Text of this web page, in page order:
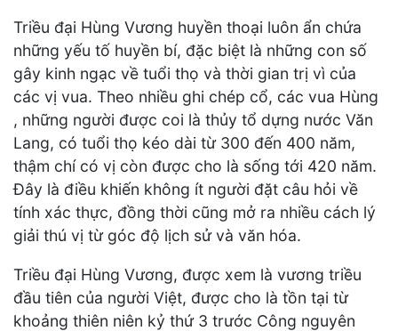
Triều đại Hùng Vương huyền thoại luôn ẩn chứa
những yếu tố huyền bí, đặc biệt là những con số
gây kinh ngạc về tuổi thọ và thời gian trị vì của
các vị vua. Theo nhiều ghi chép cổ, các vua Hùng
, những người được coi là thủy tổ dựng nước Văn
Lang, có tuổi thọ kéo dài từ 300 đến 400 năm,
thậm chí có vị còn được cho là sống tới 420 năm.
Đây là điều khiến không ít người đặt câu hỏi về
tính xác thực, đồng thời cũng mở ra nhiều cách lý
giải thú vị từ góc độ lịch sử và văn hóa.
Triều đại Hùng Vương, được xem là vương triều
đầu tiên của người Việt, được cho là tồn tại từ
khoảng thiên niên kỷ thứ 3 trước Công nguyên